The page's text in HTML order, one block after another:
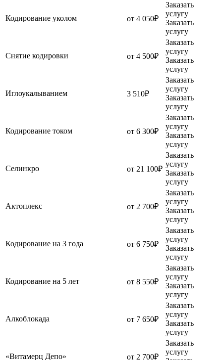
Кодирование уколом от 4 050₽
Заказать
услугу
Заказать
услугу
Снятие кодировки от 4 500₽
Заказать
услугу
Заказать
услугу
Иглоукалыванием 3 510₽
Заказать
услугу
Заказать
услугу
Кодирование током от 6 300₽
Заказать
услугу
Заказать
услугу
Селинкро от 21 100₽
Заказать
услугу
Заказать
услугу
Актоплекс от 2 700₽
Заказать
услугу
Заказать
услугу
Кодирование на 3 года от 6 750₽
Заказать
услугу
Заказать
услугу
Кодирование на 5 лет от 8 550₽
Заказать
услугу
Заказать
услугу
Алкоблокада от 7 650₽
Заказать
услугу
Заказать
услугу
«Витамерц Депо» от 2 700₽
Заказать
услугу